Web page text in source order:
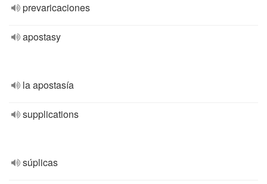
prevaricaciones
apostasy
la apostasía
supplications
súplicas